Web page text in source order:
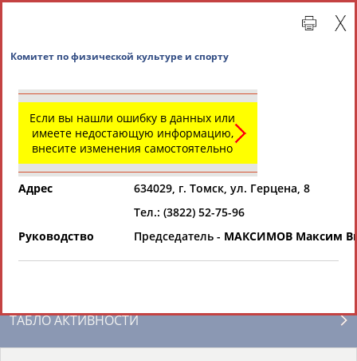
Региональные спортивные организации
СВОДНЫЕ ИНДЕКСЫ
ТАБЛО АКТИВНОСТИ
Если вы нашли ошибку в данных или
имеете недостающую информацию,
внесите изменения самостоятельно
Адрес
634029, г. Томск, ул. Герцена, 8
Тел.: (3822) 52-75-96
Руководство
Председатель - МАКСИМОВ Максим